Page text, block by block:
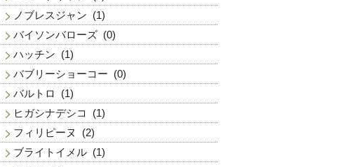
ノブレスジャン (1)
バイソンバローズ (0)
ハッチン (1)
バブリーショーコー (0)
バルトロ
(1)
ヒガシナデシコ
(1)
フィリピーヌ
(2)
ブライトイメル (1)